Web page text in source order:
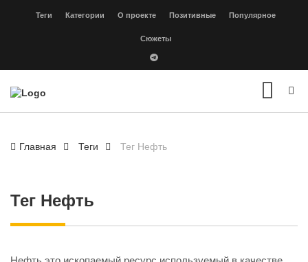
Теги Категории О проекте Позитивные Популярное
Сюжеты
Главная Теги Тег Нефть
Тег Нефть